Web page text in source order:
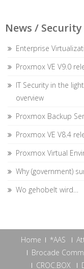
News /
Enterprise
Proxmox VE V9.0
IT Security in the
overview
Proxmox Backup
Proxmox VE V8.4
Proxmox Virtual
Why (government)
Wo gehobelt wird…
Home *AAS
Brocade
CROC.BOX